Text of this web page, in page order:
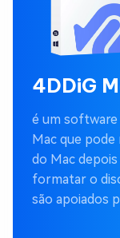
4DDiG
é um
Mac que
do Mac depois
formatar o
são apoiados